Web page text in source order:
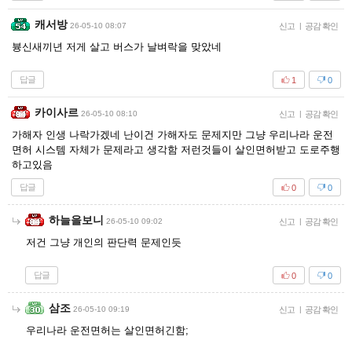
캐서방 26-05-10 08:07 신고 | 공감 확인
븅신새끼년 저게 살고 버스가 날벼락을 맞았네
답글 0
1
카이사르 26-05-10 08:10 신고 | 공감 확인
가해자 인생 나락가겠네 난이건 가해자도 문제지만 그냥 우리나라 운전
면허 시스템 자체가 문제라고 생각함 저런것들이 살인면허받고 도로주행
하고있음
답글 0
0
하늘을보니 26-05-10 09:02 신고 | 공감 확인
저건 그냥 개인의 판단력 문제인듯
답글 0
0
삼조 26-05-10 09:19 신고 | 공감 확인
우리나라 운전면허는 살인면허긴함;